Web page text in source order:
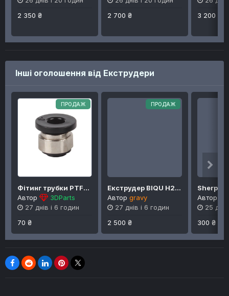
2 350 ₴
2 700 ₴
3 200 ₴
Інші оголошення від Екструдери
ПРОДАЖ
Фітинг трубки PTFE до Bambu Lab
Автор
3DParts
27 днів і 6 годин
70 ₴
ПРОДАЖ
Екструдер BIQU H2 V2S Lite
Автор gravy
27 днів і 6 годин
2 500 ₴
Автор
25
300 ₴